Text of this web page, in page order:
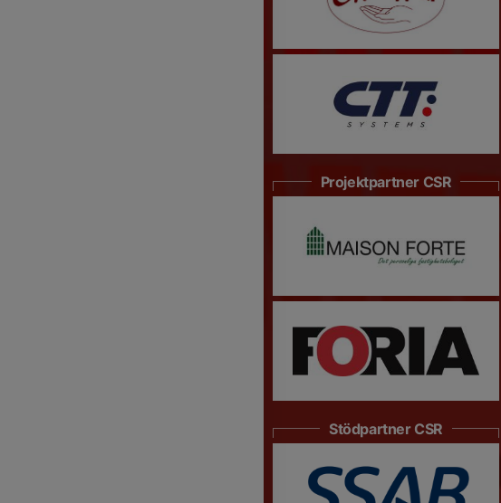
Projektpartner CSR
Stödpartner CSR